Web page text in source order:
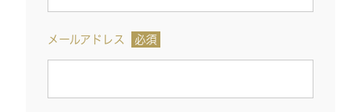
メールアドレス 必須